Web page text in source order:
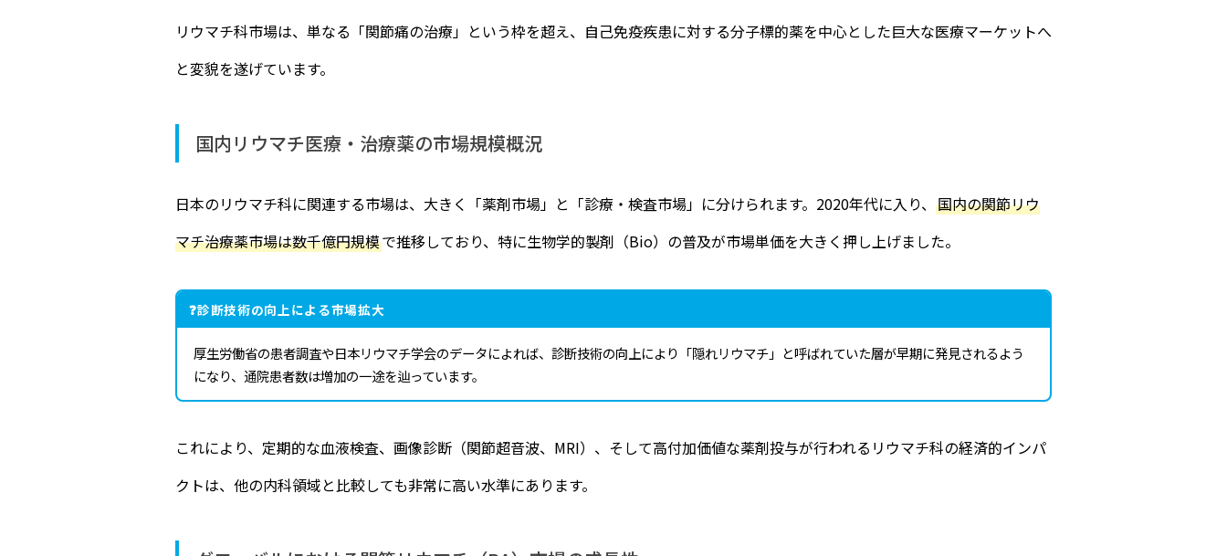
リウマチ科市場は、単なる「関節痛の治療」という枠を超え、自己免疫疾患に対する分子標的薬を中心とした巨大な医療マーケットへ
と変貌を遂げています。
国内リウマチ医療・治療薬の市場規模概況
日本のリウマチ科に関連する市場は、大きく「薬剤市場」と「診療・検査市場」に分けられます。2020年代に入り、 国内の関節リウ
マチ治療薬市場は数千億円規模で推移しており、特に生物学的製剤（Bio）の普及が市場単価を大きく押し上げました。
診断技術の向上による市場拡大
厚生労働省の患者調査や日本リウマチ学会のデータによれば、診断技術の向上により「隠れリウマチ」と呼ばれていた層が早期に発見されるよう
になり、通院患者数は増加の一途を辿っています。
これにより、定期的な血液検査、画像診断（関節超音波、MRI）、そして高付加価値な薬剤投与が行われるリウマチ科の経済的インパ
クトは、他の内科領域と比較しても非常に高い水準にあります。